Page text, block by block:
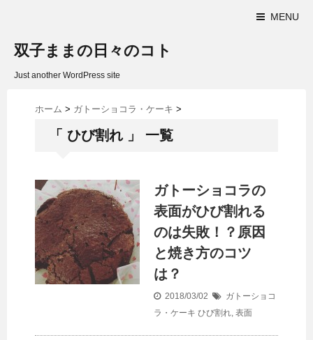
MENU
双子ままの日々のコト
Just another WordPress site
ホーム > ガトーショコラ・ケーキ >
「 ひび割れ 」 一覧
ガトーショコラの
表面がひび割れる
のは失敗！？原因
と焼き方のコツ
は？
2018/03/02
ガトーショコ
ラ・ケーキ ひび割れ, 表面